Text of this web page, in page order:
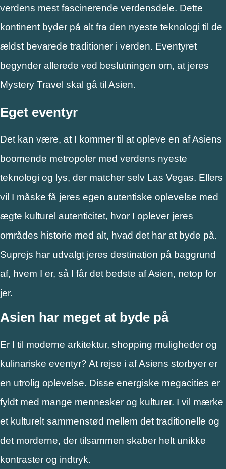
verdens mest fascinerende verdensdele. Dette
kontinent byder på alt fra den nyeste teknologi til de
ældst bevarede traditioner i verden. Eventyret
begynder allerede ved beslutningen om, at jeres
Mystery Travel skal gå til Asien.
Eget eventyr
Det kan være, at I kommer til at opleve en af Asiens
boomende metropoler med verdens nyeste
teknologi og lys, der matcher selv Las Vegas. Ellers
vil I måske få jeres egen autentiske oplevelse med
ægte kulturel autenticitet, hvor I oplever jeres
områdes historie med alt, hvad det har at byde på.
Suprejs har udvalgt jeres destination på baggrund
af, hvem I er, så I får det bedste af Asien, netop for
jer.
Asien har meget at byde på
Er I til moderne arkitektur, shopping muligheder og
kulinariske eventyr? At rejse i af Asiens storbyer er
en utrolig oplevelse. Disse energiske megacities er
fyldt med mange mennesker og kulturer. I vil mærke
et kulturelt sammenstød mellem det traditionelle og
det morderne, der tilsammen skaber helt unikke
kontraster og indtryk.